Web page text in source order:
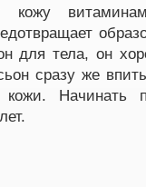
для тела, он
сразу же
Начинать